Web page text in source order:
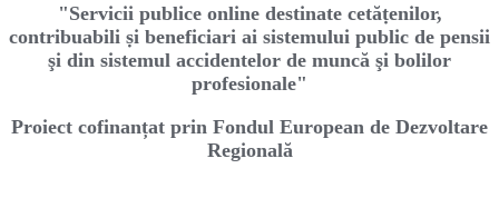
"Servicii publice online destinate cetăṭenilor,
contribuabili ṣi beneficiari ai sistemului public de pensii
şi din sistemul accidentelor de muncă şi bolilor
profesionale"
Proiect cofinanțat prin Fondul European de Dezvoltare
Regională